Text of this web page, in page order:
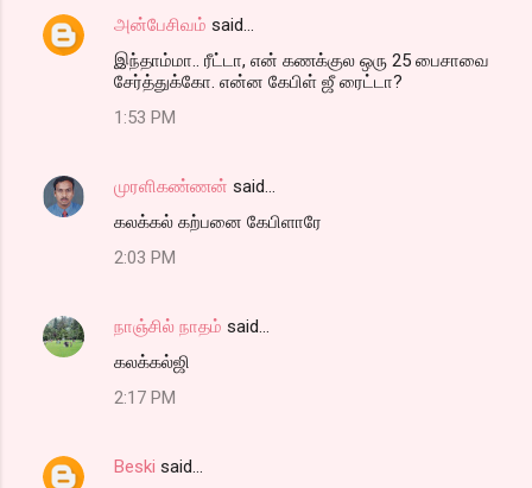
அன்பேசிவம் said…
இந்தாம்மா.. ரீட்டா, என் கணக்குல ஒரு 25 பைசாவை
சேர்த்துக்கோ. என்ன கேபிள் ஜீ ரைட்டா?
1:53 PM
முரளிகண்ணன் said…
கலக்கல் கற்பனை கேபிளாரே
2:03 PM
நாஞ்சில் நாதம் said…
கலக்கல்ஜி
2:17 PM
Beski said…